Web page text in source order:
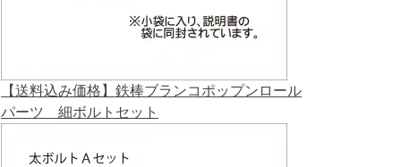
【送料込み価格】鉄棒ブランコポップンロール
パーツ 細ボルトセット